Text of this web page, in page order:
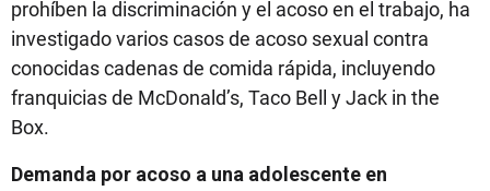
prohíben la discriminación y el acoso en el trabajo, ha
investigado varios casos de acoso sexual contra
conocidas cadenas de comida rápida, incluyendo
franquicias de McDonald’s, Taco Bell y Jack in the
Box.
Demanda por acoso a una adolescente en